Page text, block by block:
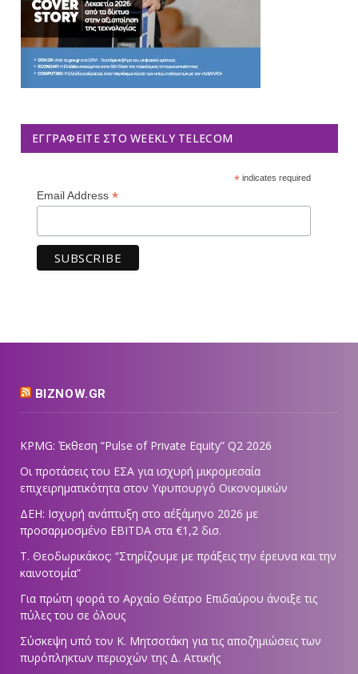
ΕΓΓΡΑΦΕΊΤΕ ΣΤΟ WEEKLY TELECOM
*indicates required
Email Address *
BIZNOW.GR
KPMG: Έκθεση “Pulse of Private Equity” Q2 2026
Οι προτάσεις του ΕΣΑ για ισχυρή μικρομεσαία
επιχειρηματικότητα στον Υφυπουργό Οικονομικών
ΔΕΗ: Ισχυρή ανάπτυξη στο α΄εξάμηνο 2026 με
προσαρμοσμένο EBITDA στα €1,2 δισ.
Τ. Θεοδωρικάκος: “Στηρίζουμε με πράξεις την έρευνα και την
καινοτομία”
Για πρώτη φορά το Αρχαίο Θέατρο Επιδαύρου άνοιξε τις
πύλες του σε όλους
Σύσκεψη υπό τον Κ. Μητσοτάκη για τις αποζημιώσεις των
πυρόπληκτων περιοχών της Δ. Αττικής